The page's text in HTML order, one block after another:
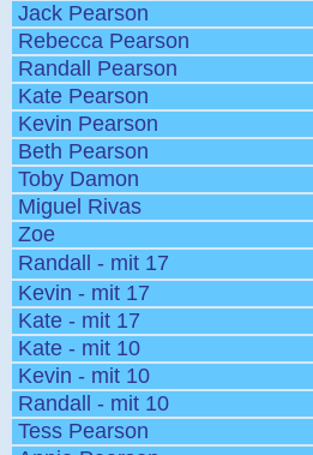
Jack Pearson
Rebecca Pearson
Randall Pearson
Kate Pearson
Kevin Pearson
Beth Pearson
Toby Damon
Miguel Rivas
Zoe
Randall - mit 17
Kevin - mit 17
Kate - mit 17
Kate - mit 10
Kevin - mit 10
Randall - mit 10
Tess Pearson